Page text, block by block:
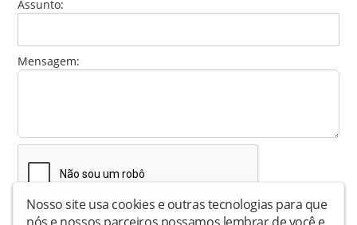
Assunto:
Mensagem:
Nosso site usa cookies e outras tecnologias para que